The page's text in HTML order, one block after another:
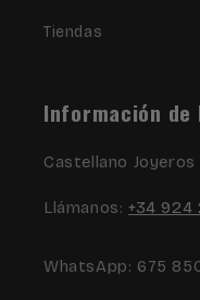
Tiendas
Información de
Castellano Joyeros
Llámanos: +34 924
WhatsApp: 675